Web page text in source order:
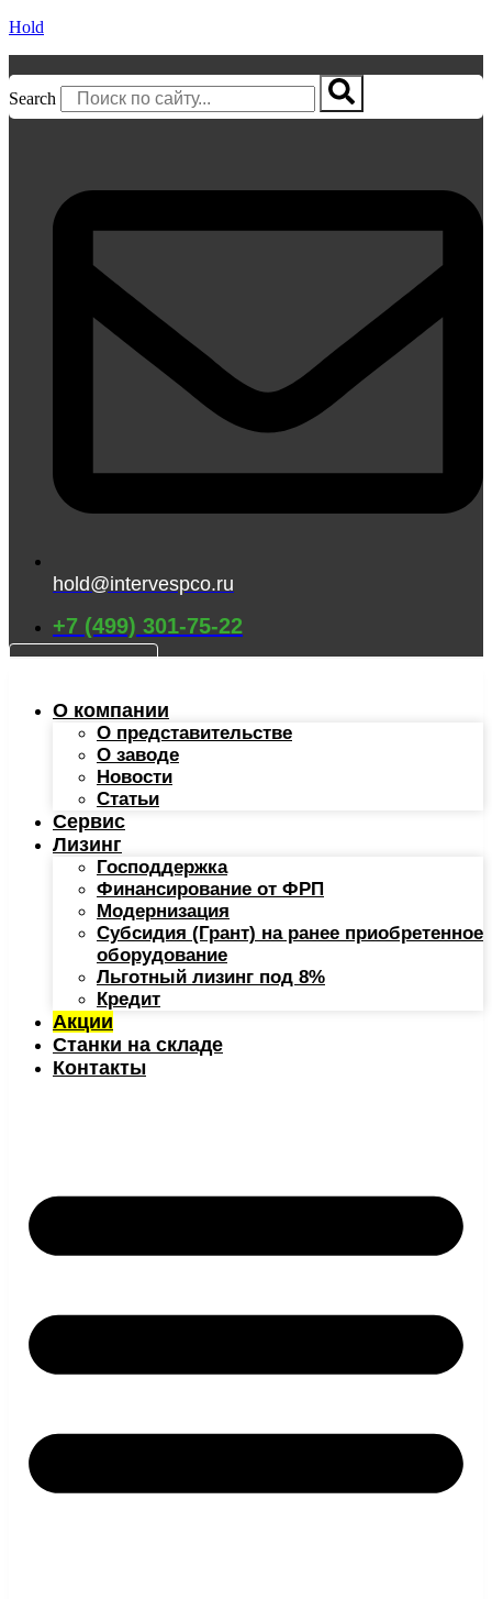
Hold
Search
hold@intervespco.ru
+7 (499) 301-75-22
О компании
О представительстве
О заводе
Новости
Статьи
Сервис
Лизинг
Господдержка
Финансирование от ФРП
Модернизация
Субсидия (Грант) на ранее приобретенное
оборудование
Льготный лизинг под 8%
Кредит
Акции
Станки на складе
Контакты